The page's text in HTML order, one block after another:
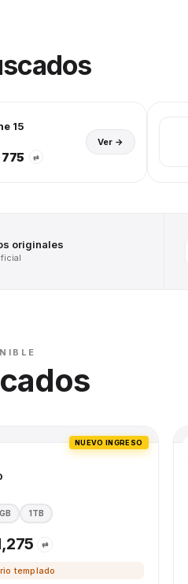
15
775 ⇄
Ver →
originales
NUEVO INGRESO
1TB
⇄
templado